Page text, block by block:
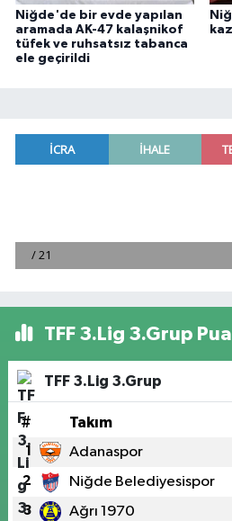
Niğde'de bir evde yapılan
aramada AK-47 kalaşnikof
tüfek ve ruhsatsız tabanca
ele geçirildi
TFF 3.Lig 3.Grup
TFF 3.Lig 3.Grup
# Takım
1 Adanaspor
2 Niğde Belediyesispor
3 Ağrı 1970